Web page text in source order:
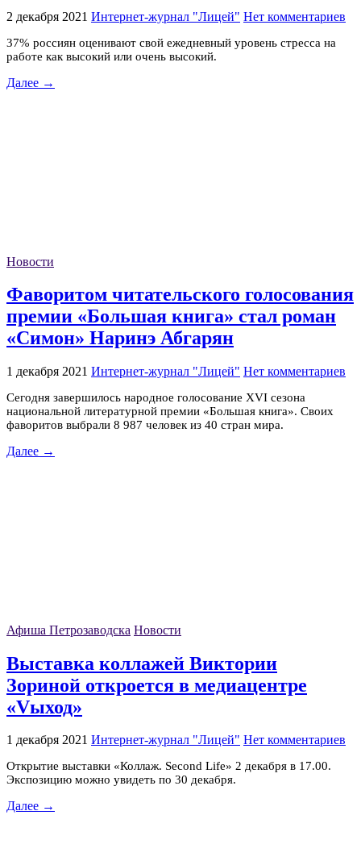
2 декабря 2021 Интернет-журнал "Лицей" Нет комментариев
37% россиян оценивают свой ежедневный уровень стресса на
работе как высокий или очень высокий.
Далее →
Новости
Фаворитом читательского голосования
премии «Большая книга» стал роман
«Симон» Наринэ Абгарян
1 декабря 2021 Интернет-журнал "Лицей" Нет комментариев
Сегодня завершилось народное голосование XVI сезона
национальной литературной премии «Большая книга». Своих
фаворитов выбрали 8 987 человек из 40 стран мира.
Далее →
Афиша Петрозаводска Новости
Выставка коллажей Виктории
Зориной откроется в медиацентре
«Vыход»
1 декабря 2021 Интернет-журнал "Лицей" Нет комментариев
Открытие выставки «Коллаж. Second Life» 2 декабря в 17.00.
Экспозицию можно увидеть по 30 декабря.
Далее →